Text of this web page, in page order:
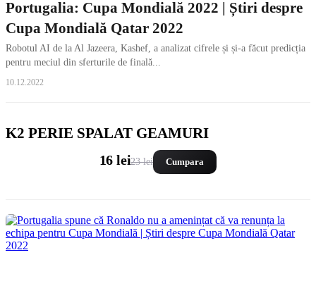
Portugalia: Cupa Mondială 2022 | Știri despre
Cupa Mondială Qatar 2022
Robotul AI de la Al Jazeera, Kashef, a analizat cifrele și și-a făcut predicția
pentru meciul din sferturile de finală...
10.12.2022
K2 PERIE SPALAT GEAMURI
16 lei23 lei Cumpara